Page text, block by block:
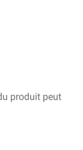
produit peut